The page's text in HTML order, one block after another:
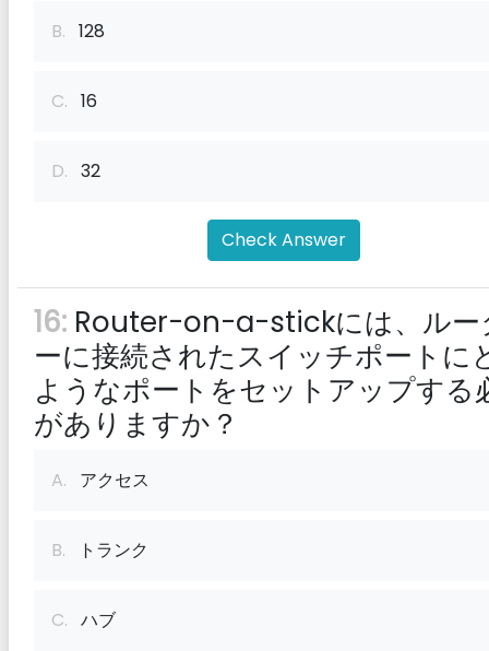
B. 128
C. 16
D. 32
Check Answer
16: Router-on-a-stickには、ルー
ーに接続されたスイッチポートに
ようなポートをセットアップする
がありますか？
A. アクセス
B. トランク
C. ハブ